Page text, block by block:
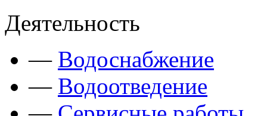
Деятельность
— Водоснабжение
— Водоотведение